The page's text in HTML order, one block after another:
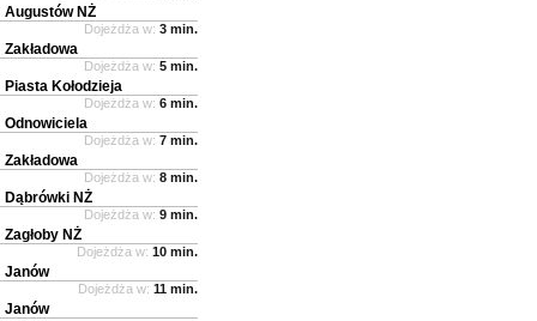
Augustów NŻ
Dojeżdża w: 3 min.
Zakładowa
Dojeżdża w: 5 min.
Piasta Kołodzieja
Dojeżdża w: 6 min.
Odnowiciela
Dojeżdża w: 7 min.
Zakładowa
Dojeżdża w: 8 min.
Dąbrówki NŻ
Dojeżdża w: 9 min.
Zagłoby NŻ
Dojeżdża w: 10 min.
Janów
Dojeżdża w: 11 min.
Janów